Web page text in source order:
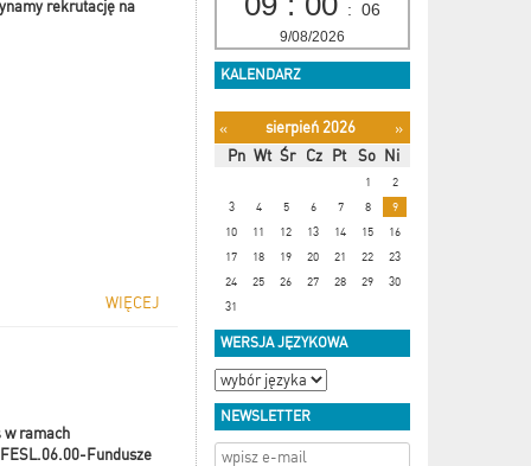
rekrutację na
WIĘCEJ
w ramach
Fundusze
: 07
9/08/2026
KALENDARZ
« sierpień 2026
»
Pn Wt Śr Cz Pt So Ni
1
2
3
4 5 6 7 8
9
10
11 12 13 14 15
16
17
18 19 20 21 22
23
24
25 26 27 28 29
30
31
WERSJA JĘZYKOWA
NEWSLETTER